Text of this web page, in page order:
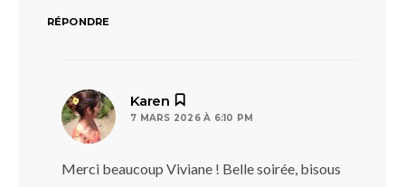
RÉPONDRE
Karen
7 MARS 2026 À 6:10 PM
Merci beaucoup Viviane ! Belle soirée, bisous